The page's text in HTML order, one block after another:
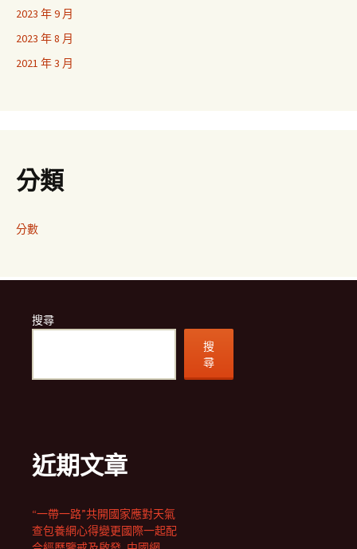
2023 年 9 月
2023 年 8 月
2021 年 3 月
分類
分數
搜尋
搜
尋
近期文章
“一帶一路”共開國家應對天氣
查包養網心得變更國際一起配